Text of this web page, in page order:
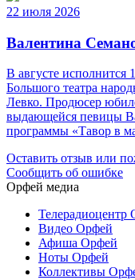
22 июля 2026
Валентина
В августе исполнится
Большого театра
Левко. Продюсер
выдающейся певицы
программы «Тавор в
Оставить отзыв или
Сообщить об ошибке
Орфей медиа
Телерадиоцентр
Видео Орфей
Афиша Орфей
Ноты Орфей
Коллективы